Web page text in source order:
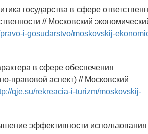
государства в сфере
// Московский
i-gosudarstvo/moskovskij-
в сфере обеспечения
правовой аспект) // Московский
qje.su/rekreacia-i-turizm/moskovskij-
эффективности использования